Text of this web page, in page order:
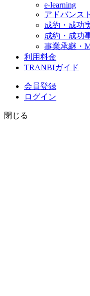
e-learning
アドバンス
成約・成功
成約・成功
事業承継・
利用料金
TRANBIガイド
会員登録
ログイン
閉じる